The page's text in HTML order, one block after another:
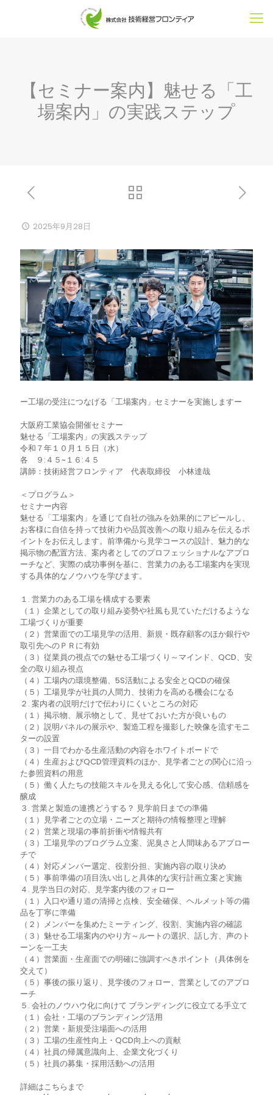
【セミナー案内】魅せる「工
場案内」の実践ステップ
2025年9月28日
ー工場の受注につなげる「工場案内」セミナーを実施しますー
大阪府工業協会開催セミナー
魅せる「工場案内」の実践ステップ
令和７年１０月１５日（水）
各 ９:４５~１６:４５
講師：技術経営フロンティア 代表取締役 小林達哉
＜プログラム＞
セミナー内容
魅せる「工場案内」を通じて自社の強みを効果的にアピールし、
お客様に自信を持って技術力や品質改善への取り組みを伝えるポ
イントをお伝えします。前準備から見学コースの設計、魅力的な
掲示物の配置方法、案内者としてのプロフェッショナルなアプロ
ーチなど、実際の成功事例を基に、営業力のある工場案内を実現
する具体的なノウハウを学びます。
１. 営業力のある工場を構成する要素
（１）企業としての取り組み姿勢や社風も見ていただけるような
工場づくりが重要
（２）営業面での工場見学の活用、新規・既存顧客のほか銀行や
取引先へのＰＲに有効
（３）従業員の視点での魅せる工場づくり～マインド、QCD、安
全の取り組み視点
（４）工場内の環境整備、5S活動による安全とQCDの確保
（５）工場見学が社員の人間力、技術力を高める機会になる
２. 案内者の説明だけで伝わりにくいところの対応
（１）掲示物、展示物として、見せておいた方が良いもの
（２）説明パネルの展示や、製造工程を撮影した映像を流すモニ
ターの設置
（３）一目でわかる生産活動の内容をホワイトボードで
（４）生産およびQCD管理資料のほか、見学者ごとの関心に沿っ
た参照資料の用意
（５）働く人たちの技能スキルを見える化して安心感、信頼感を
醸成
３. 営業と製造の連携どうする？ 見学前日までの準備
（１）見学者ごとの立場・ニーズと期待の情報整理と理解
（２）営業と現場の事前折衝や情報共有
（３）工場見学のプログラム立案、泥臭さと人間味あるアプロー
チで
（４）対応メンバー選定、役割分担、実施内容の取り決め
（５）事前準備の項目洗い出しと具体的な実行計画立案と実施
４. 見学当日の対応、見学案内後のフォロー
（１）入口や通り道の清掃と点検、安全確保、ヘルメット等の備
品を丁寧に準備
（２）メンバーを集めたミーティング、役割、実施内容の確認
（３）魅せる工場案内のやり方～ルートの選択、話し方、声のト
ーンを一工夫
（４）営業面・生産面での明確に強調すべきポイント（具体例を
交えて）
（５）事後の振り返り、見学後のフォロー、営業としてのアプロ
ーチ
５. 会社のノウハウ化に向けて ブランディングに役立てる手立て
（１）会社・工場のブランディング活用
（２）営業・新規受注場面への活用
（３）工場の生産性向上・QCD向上への貢献
（４）社員の帰属意識向上、企業文化づくり
（５）社員の募集・採用活動への活用
詳細はこちらまで